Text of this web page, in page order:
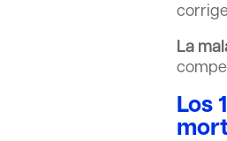
La
Los